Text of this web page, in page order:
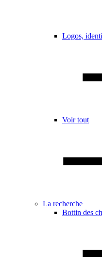
Logos,
Voir tout
La recherche
Bottin des